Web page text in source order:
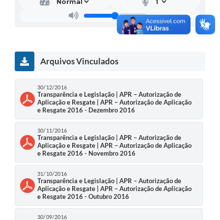
Arquivos Vinculados
30/12/2016
Transparência e Legislação | APR – Autorização de
Aplicação e Resgate | APR – Autorização de Aplicação
e Resgate 2016 - Dezembro 2016
30/11/2016
Transparência e Legislação | APR – Autorização de
Aplicação e Resgate | APR – Autorização de Aplicação
e Resgate 2016 - Novembro 2016
31/10/2016
Transparência e Legislação | APR – Autorização de
Aplicação e Resgate | APR – Autorização de Aplicação
e Resgate 2016 - Outubro 2016
30/09/2016